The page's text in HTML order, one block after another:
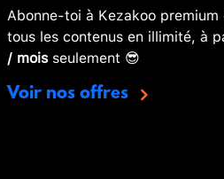
Abonne-toi à Kezakoo
tous les contenus en illimité, à
/ moisseulement 😎
Voir nos offres